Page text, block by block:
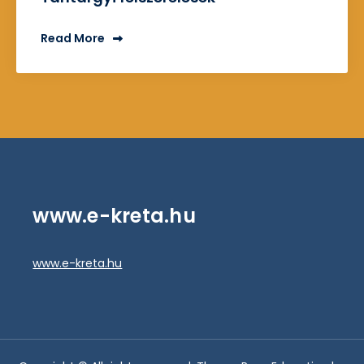
Read More
www.e-kreta.hu
www.e-kreta.hu